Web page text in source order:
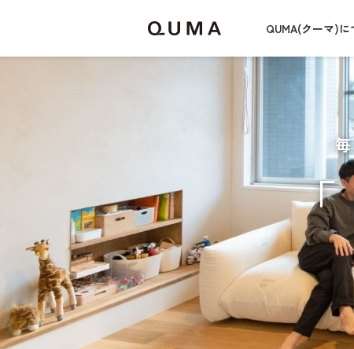
QUMA(クーマ)に